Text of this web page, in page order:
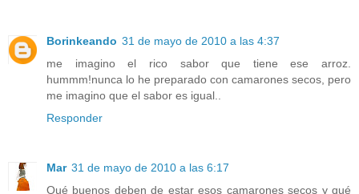
Borinkeando 31 de mayo de 2010 a las 4:37
me imagino el rico sabor que tiene ese arroz.
hummm!nunca lo he preparado con camarones secos, pero
me imagino que el sabor es igual..
Responder
Mar 31 de mayo de 2010 a las 6:17
Qué buenos deben de estar esos camarones secos y qué